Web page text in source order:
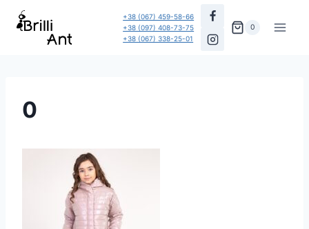
Перейти
+38 (067) 459-58-66
+38 (097) 408-73-75
+38 (067) 338-25-01
0
0